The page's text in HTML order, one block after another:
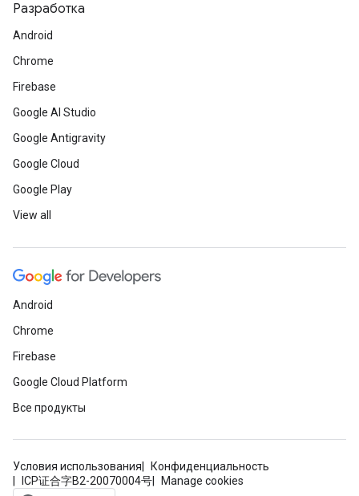
Разработка
Android
Chrome
Firebase
Google AI Studio
Google Antigravity
Google Cloud
Google Play
View all
Android
Chrome
Firebase
Google Cloud Platform
Все продукты
Условия использования
Конфиденциальность
ICP证合字B2-20070004号
Manage cookies